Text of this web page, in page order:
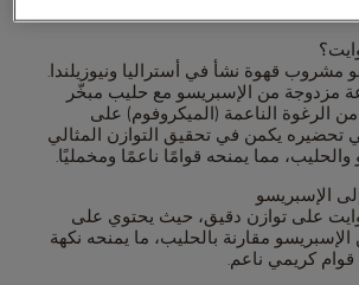
مشروب قهوة نشأ في أستراليا ونيوزيلندا.
مزدوجة من الإسبريسو مع حليب مبخّر
الرغوة الناعمة (الميكروفوم) على
تحضيره يكمن في تحقيق التوازن المثالي
والحليب، مما يمنحه قوامًا ناعمًا ومخمليًا.
الإسبريسو
وايت على توازن دقيق، حيث يحتوي على
مقارنة بالحليب، ما يمنحه نكهة
كريمي ناعم.